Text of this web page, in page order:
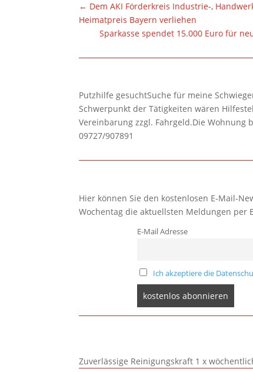
← Dem AKI Förderkreis Industrie-,
Heimatpreis Bayern verliehen
Sparkasse spendet 15.000 Euro für
Putzhilfe gesuchtSuche für meine
Schwerpunkt der Tätigkeiten wären
Vereinbarung zzgl. Fahrgeld.Die Wohnung
09727/907891
Hier können Sie den kostenlosen E-Mail-
Wochentag die aktuellsten Meldungen per
E-Mail Adresse
Ich akzeptiere die
Zuverlässige Reinigungskraft 1 x